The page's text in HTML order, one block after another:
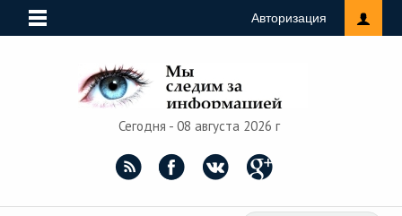
Авторизация
Сегодня - 08 августа 2026 г